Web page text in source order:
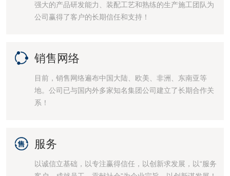
强大的产品研发能力、装配工艺和熟练的生产施工团队为
公司赢得了客户的长期信任和支持！
 销售网络
目前，销售网络遍布中国大陆、欧美、非洲、东南亚等
地。公司已与国内外多家知名集团公司建立了长期合作关
系！
 服务
以诚信立基础，以专注赢得信任，以创新求发展，以“服务